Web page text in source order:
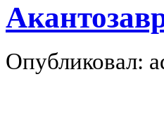
Опубликовал: